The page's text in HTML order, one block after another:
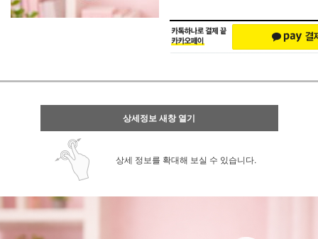
상세정보 새창 열기
상세 정보를 확대해 보실 수 있습니다.